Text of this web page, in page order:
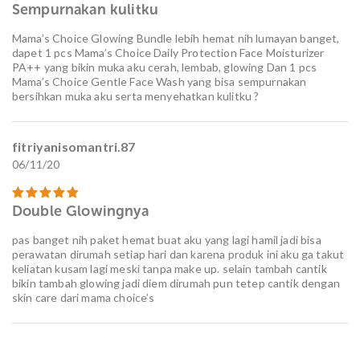
Dinilai5
Sempurnakan kulitku
Mama’s Choice Glowing Bundle lebih hemat nih lumayan banget,
dapet 1 pcs Mama’s Choice Daily Protection Face Moisturizer
PA++ yang bikin muka aku cerah, lembab, glowing Dan 1 pcs
Mama’s Choice Gentle Face Wash yang bisa sempurnakan
bersihkan muka aku serta menyehatkan kulitku ?
fitriyanisomantri.87
06/11/20
Dinilai5
Double Glowingnya
pas banget nih paket hemat buat aku yang lagi hamil jadi bisa
perawatan dirumah setiap hari dan karena produk ini aku ga takut
keliatan kusam lagi meski tanpa make up. selain tambah cantik
bikin tambah glowing jadi diem dirumah pun tetep cantik dengan
skin care dari mama choice’s